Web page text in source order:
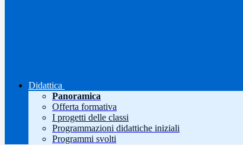
Didattica
Panoramica
Offerta formativa
I progetti delle classi
Programmazioni didattiche iniziali
Programmi svolti